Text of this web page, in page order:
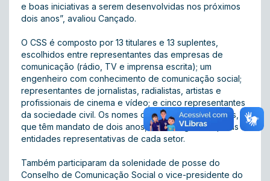
e boas iniciativas a serem desenvolvidas nos próximos
dois anos”, avaliou Cançado.
O CSS é composto por 13 titulares e 13 suplentes,
escolhidos entre representantes das empresas de
comunicação (rádio, TV e imprensa escrita); um
engenheiro com conhecimento de comunicação social;
representantes de jornalistas, radialistas, artistas e
profissionais de cinema e vídeo; e cinco representantes
da sociedade civil. Os nomes dos novos conselheiros,
que têm mandato de dois anos, foram sugeridos pelas
entidades representativas de cada setor.
Também participaram da solenidade de posse do
Conselho de Comunicação Social o vice-presidente do